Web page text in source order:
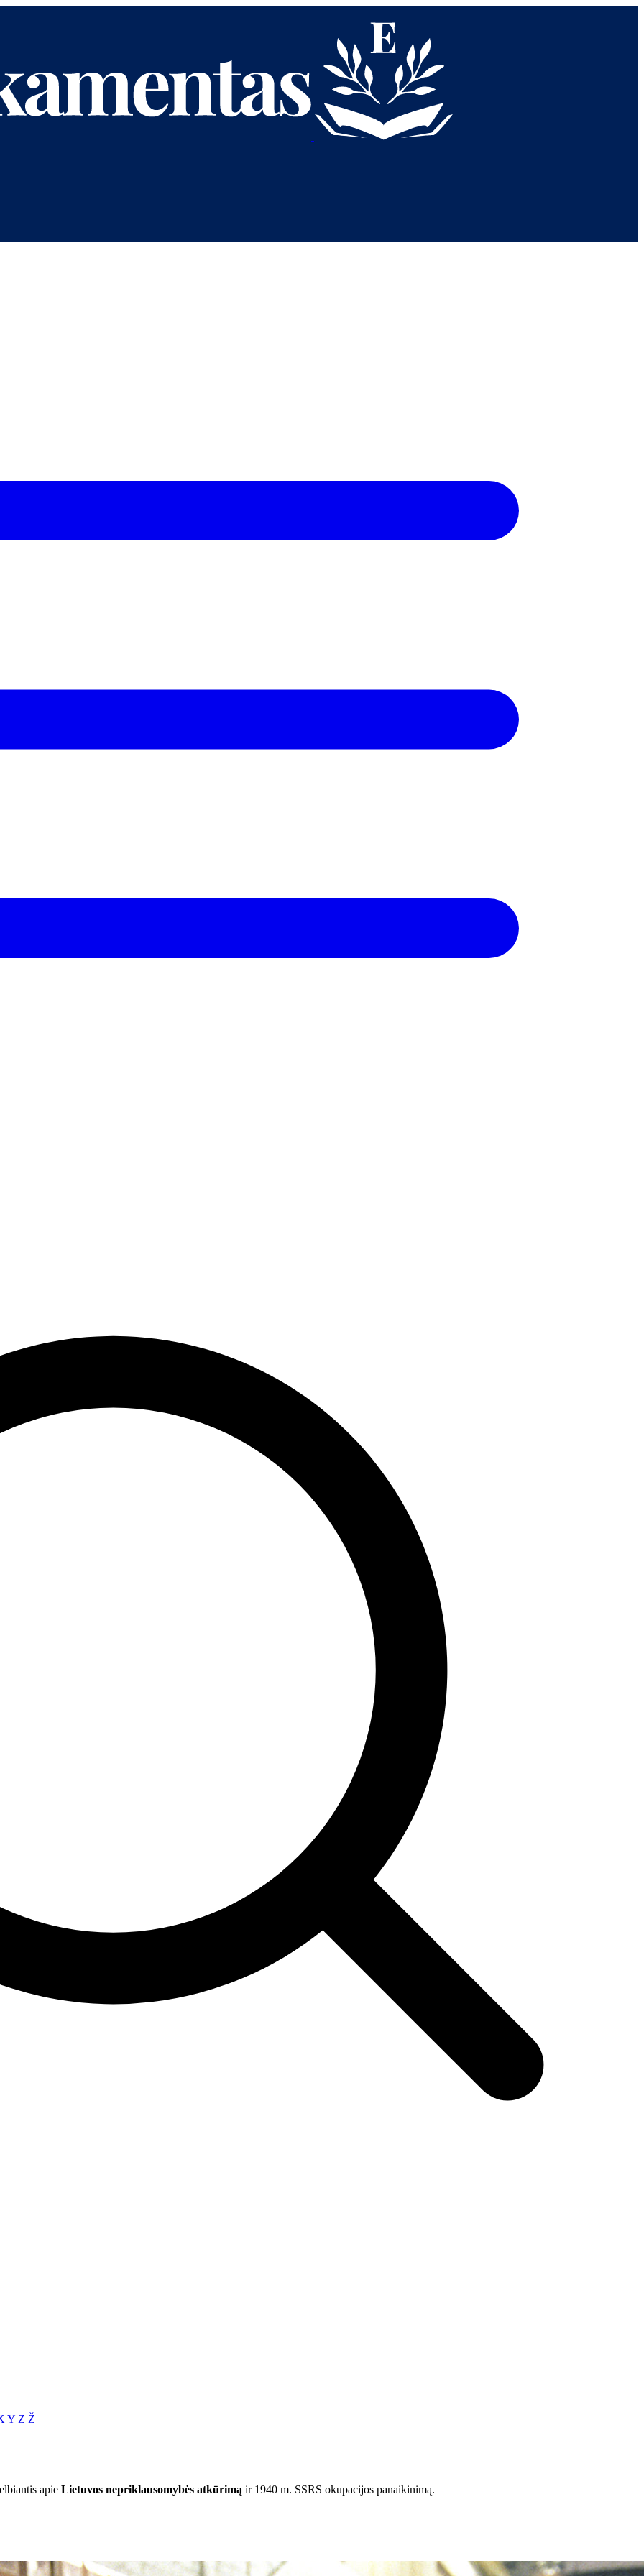
Y Z Ž
apie Lietuvos nepriklausomybės atkūrimą ir 1940 m. SSRS okupacijos panaikinimą.